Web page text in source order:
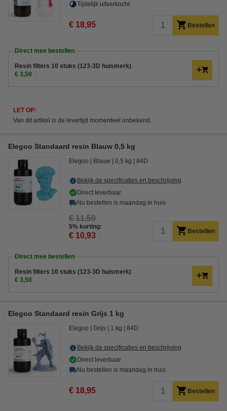
Tijdelijk uitverkocht
€ 18,95 Bestellen
Direct mee bestellen
Resin filters 10 stuks (123-3D huismerk)
€ 3,50
LET OP:
Van dit artikel is de levertijd momenteel onbekend.
Elegoo Standaard resin Blauw 0,5 kg
Elegoo Blauw 0,5 kg 84D
Bekijk de specificaties en beschrijving
Direct leverbaar
Nu bestellen is maandag in huis
€ 11,50
5% korting:
€ 10,93 Bestellen
Direct mee bestellen
Resin filters 10 stuks (123-3D huismerk)
€ 3,50
Elegoo Standaard resin Grijs 1 kg
Elegoo Grijs 1 kg 84D
Bekijk de specificaties en beschrijving
Direct leverbaar
Nu bestellen is maandag in huis
€ 18,95 Bestellen